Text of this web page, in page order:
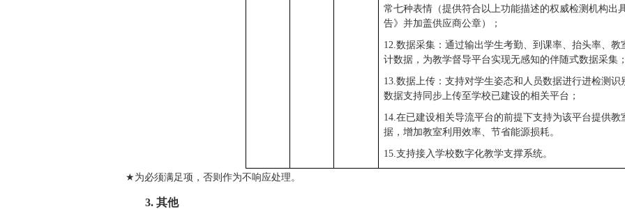
常七种表情（提供符合以上功能描述的权威检测机构出
告》并加盖供应商公章）；
12.数据采集：通过输出学生考勤、到课率、抬头率、教
计数据，为教学督导平台实现无感知的伴随式数据采集
13.数据上传：支持对学生姿态和人员数据进行进检测识
数据支持同步上传至学校已建设的相关平台；
14.在已建设相关导流平台的前提下支持为该平台提供教
据，增加教室利用效率、节省能源损耗。
15.支持接入学校数字化教学支撑系统。
★ 为必须满足项，否则作为不响应处理。
3. 其他